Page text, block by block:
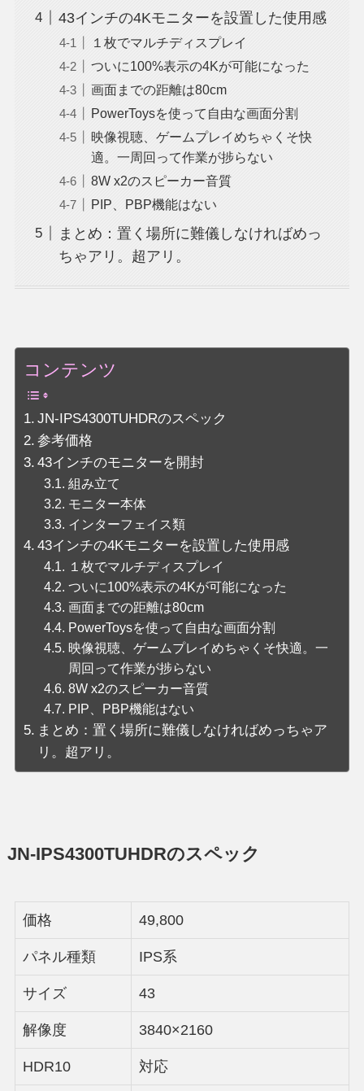
43インチの4Kモニターを設置した使用感
１枚でマルチディスプレイ
ついに100%表示の4Kが可能になった
画面までの距離は80cm
PowerToysを使って自由な画面分割
映像視聴、ゲームプレイめちゃくそ快
適。一周回って作業が捗らない
8W x2のスピーカー音質
PIP、PBP機能はない
まとめ：置く場所に難儀しなければめっ
ちゃアリ。超アリ。
コンテンツ
JN-IPS4300TUHDRのスペック
参考価格
43インチのモニターを開封
組み立て
モニター本体
インターフェイス類
43インチの4Kモニターを設置した使用感
１枚でマルチディスプレイ
ついに100%表示の4Kが可能になった
画面までの距離は80cm
PowerToysを使って自由な画面分割
映像視聴、ゲームプレイめちゃくそ快適。一
周回って作業が捗らない
8W x2のスピーカー音質
PIP、PBP機能はない
まとめ：置く場所に難儀しなければめっちゃア
リ。超アリ。
JN-IPS4300TUHDRのスペック
価格 49,800
パネル種類 IPS系
サイズ 43
解像度 3840×2160
HDR10 対応